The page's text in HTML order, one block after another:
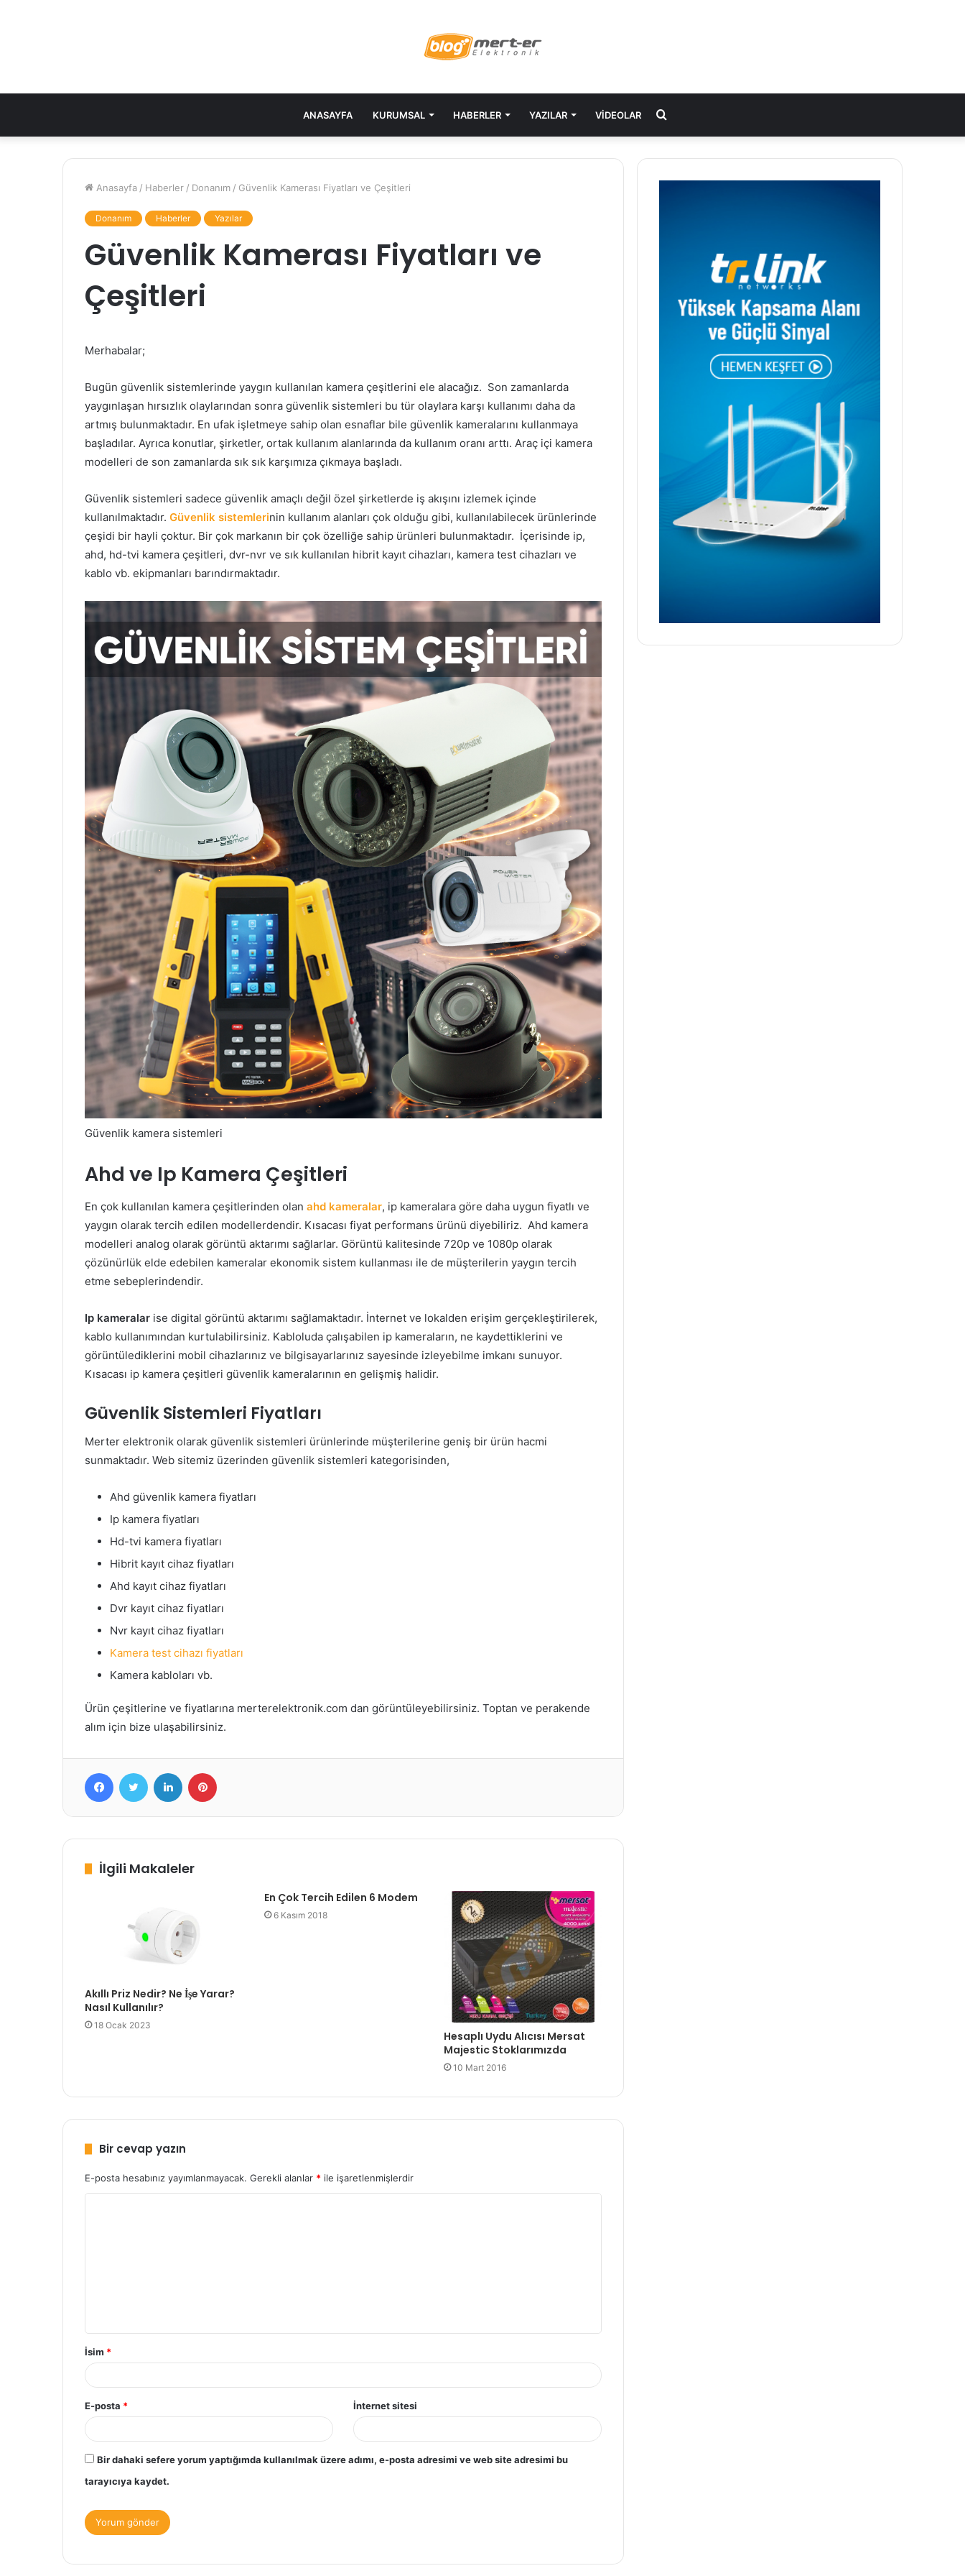
ANASAYFA KURUMSAL HABERLER YAZILAR VIDEOLAR
yap
Anasayfa / Haberler / Donanım / Güvenlik Kamerası Fiyatları ve Çeşitleri
Donanım Haberler Yazılar
Güvenlik Kamerası Fiyatları ve
Çeşitleri
Merhabalar;
Bugün güvenlik sistemlerinde yaygın kullanılan kamera çeşitlerini ele alacağız. Son zamanlarda
yaygınlaşan hırsızlık olaylarından sonra güvenlik sistemleri bu tür olaylara karşı kullanımı daha da
artmış bulunmaktadır. En ufak işletmeye sahip olan esnaflar bile güvenlik kameralarını kullanmaya
başladılar. Ayrıca konutlar, şirketler, ortak kullanım alanlarında da kullanım oranı arttı. Araç içi kamera
modelleri de son zamanlarda sık sık karşımıza çıkmaya başladı.
Güvenlik sistemleri sadece güvenlik amaçlı değil özel şirketlerde iş akışını izlemek içinde
kullanılmaktadır. Güvenlik sistemlerinin kullanım alanları çok olduğu gibi, kullanılabilecek ürünlerinde
çeşidi bir hayli çoktur. Bir çok markanın bir çok özelliğe sahip ürünleri bulunmaktadır. İçerisinde ip,
ahd, hd-tvi kamera çeşitleri, dvr-nvr ve sık kullanılan hibrit kayıt cihazları, kamera test cihazları ve
kablo vb. ekipmanları barındırmaktadır.
Güvenlik kamera sistemleri
Ahd ve Ip Kamera Çeşitleri
En çok kullanılan kamera çeşitlerinden olan ahd kameralar, ip kameralara göre daha uygun fiyatlı ve
yaygın olarak tercih edilen modellerdendir. Kısacası fiyat performans ürünü diyebiliriz. Ahd kamera
modelleri analog olarak görüntü aktarımı sağlarlar. Görüntü kalitesinde 720p ve 1080p olarak
çözünürlük elde edebilen kameralar ekonomik sistem kullanması ile de müşterilerin yaygın tercih
etme sebeplerindendir.
Ip kameralar ise digital görüntü aktarımı sağlamaktadır. İnternet ve lokalden erişim gerçekleştirilerek,
kablo kullanımından kurtulabilirsiniz. Kabloluda çalışabilen ip kameraların, ne kaydettiklerini ve
görüntülediklerini mobil cihazlarınız ve bilgisayarlarınız sayesinde izleyebilme imkanı sunuyor.
Kısacası ip kamera çeşitleri güvenlik kameralarının en gelişmiş halidir.
Güvenlik Sistemleri Fiyatları
Merter elektronik olarak güvenlik sistemleri ürünlerinde müşterilerine geniş bir ürün hacmi
sunmaktadır. Web sitemiz üzerinden güvenlik sistemleri kategorisinden,
Ahd güvenlik kamera fiyatları
Ip kamera fiyatları
Hd-tvi kamera fiyatları
Hibrit kayıt cihaz fiyatları
Ahd kayıt cihaz fiyatları
Dvr kayıt cihaz fiyatları
Nvr kayıt cihaz fiyatları
Kamera test cihazı fiyatları
Kamera kabloları vb.
Ürün çeşitlerine ve fiyatlarına merterelektronik.com dan görüntüleyebilirsiniz. Toptan ve perakende
alım için bize ulaşabilirsiniz.
FacebookTwitter LinkedIn
İlgili Makaleler
Akıllı Priz Nedir? Ne İşe Yarar?
Nasıl Kullanılır?
18 Ocak 2023
En Çok Tercih Edilen 6 Modem
6 Kasım 2018
Hesaplı Uydu Alıcısı Mersat
Majestic Stoklarımızda
10 Mart 2016
Bir cevap yazın
E-posta hesabınız yayımlanmayacak. Gerekli alanlar * ile işaretlenmişlerdir
İsim *
E-posta * İnternet sitesi
Bir dahaki sefere yorum yaptığımda kullanılmak üzere adımı, e-posta adresimi ve web site adresimi bu
tarayıcıya kaydet.